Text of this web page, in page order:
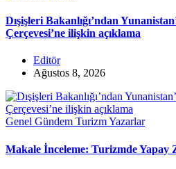
Dışişleri Bakanlığı’ndan
Çerçevesi’ne ilişkin açıklama
Editör
Ağustos 8, 2026
Genel Gündem TurizmYazarlar
Makale İnceleme: Turizmde Yapay